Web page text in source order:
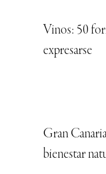
Vinos: 50
expresarse
Gran
bienestar